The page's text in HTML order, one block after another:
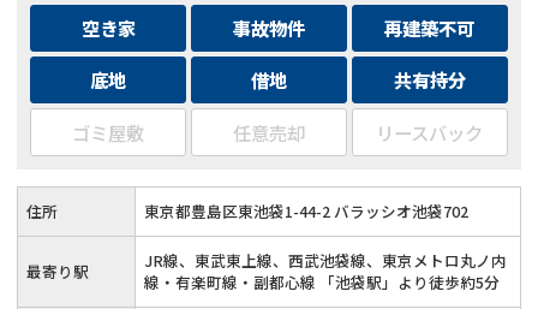
空き家 事故物件
再建築不可
底地
借地
共有持分
ゴミ屋敷
任意売却 リースバック
住所 東京都豊島区東池袋1-44-2 バラッシオ池袋702
最寄り駅
JR線、東武東上線、西武池袋線、東京メトロ丸ノ内
線・有楽町線・副都心線 「池袋駅」より徒歩約5分